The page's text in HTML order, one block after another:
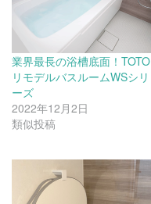
業界最長の浴槽底面！TOTO
リモデルバスルームWSシリ
ーズ
2022年12月2日
類似投稿